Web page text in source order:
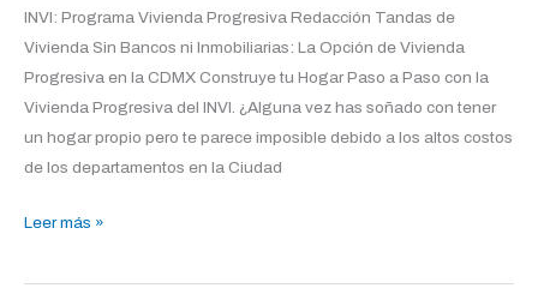
INVI: Programa Vivienda Progresiva Redacción Tandas de
Vivienda Sin Bancos ni Inmobiliarias: La Opción de Vivienda
Progresiva en la CDMX Construye tu Hogar Paso a Paso con la
Vivienda Progresiva del INVI. ¿Alguna vez has soñado con tener
un hogar propio pero te parece imposible debido a los altos costos
de los departamentos en la Ciudad
Leer más »